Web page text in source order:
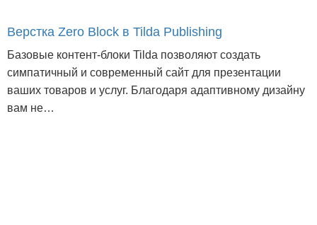
Верстка Zero Block в Tilda Publishing
Базовые контент-блоки Tilda позволяют создать
симпатичный и современный сайт для презентации
ваших товаров и услуг. Благодаря адаптивному дизайну
вам не…